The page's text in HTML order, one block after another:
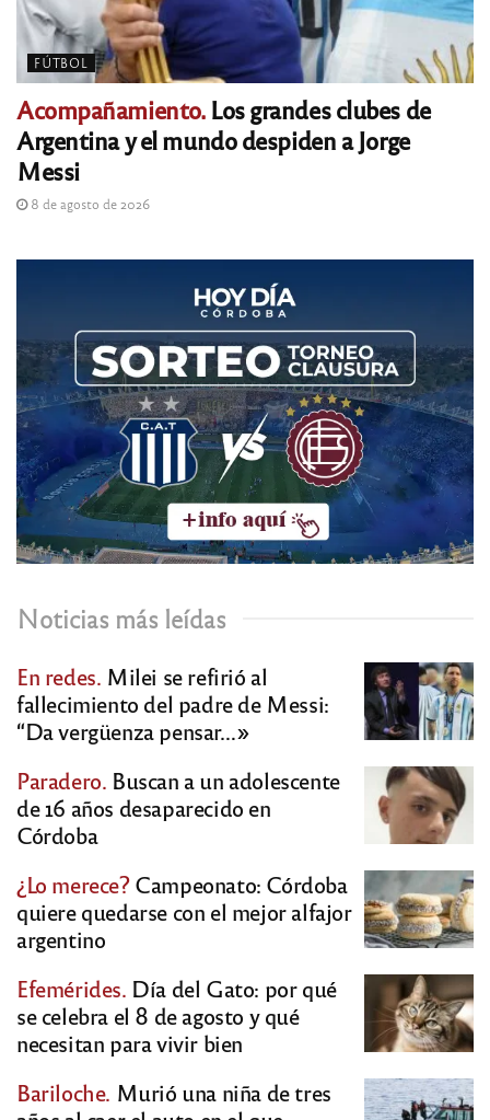
FÚTBOL
Acompañamiento.Los grandes clubes de
Argentina y el mundo despiden a Jorge
Messi
8 de agosto de 2026
Noticias más leídas
En redes. Milei se refirió al
fallecimiento del padre de Messi:
“Da vergüenza pensar…»
Paradero. Buscan a un adolescente
de 16 años desaparecido en
Córdoba
¿Lo merece?Campeonato: Córdoba
quiere quedarse con el mejor alfajor
argentino
Efemérides. Día del Gato: por qué
se celebra el 8 de agosto y qué
necesitan para vivir bien
Bariloche. Murió una niña de tres